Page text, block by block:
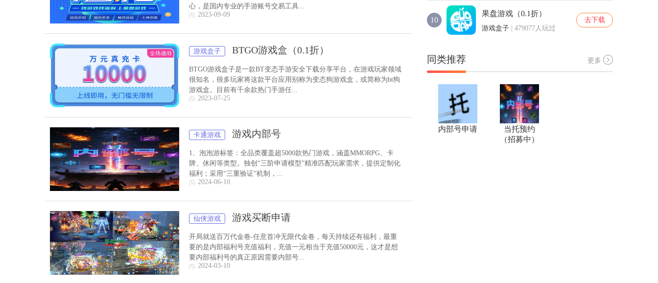
心，是国内专业的手游账号交易工具...
2023-09-09
游戏盒子 BTGO游戏盒（0.1折）
BTGO游戏盒子是一款BT变态手游安全下载分享平台，在游戏玩家领域
很知名，很多玩家将这款平台应用别称为变态狗游戏盒，或简称为bt狗
游戏盒。目前有千余款热门手游任...
2023-07-25
卡通游戏 游戏内部号
1、泡泡游标签：全品类覆盖超5000款热门游戏，涵盖MMORPG、卡
牌、休闲等类型。独创“三阶申请模型”精准匹配玩家需求，提供定制化
福利；采用“三重验证”机制，...
2024-06-10
仙侠游戏 游戏买断申请
开局就送百万代金卷-任意首冲无限代金卷，每天持续还有福利，最重
要的是内部福利号充值福利，充值一元相当于充值50000元，这才是想
要内部福利号的真正原因需要内部号...
2024-03-10
10
果盘游戏（0.1折）
游戏盒子 | 479077人玩过
去下载
同类推荐 更多
内部号申请
当托预约
（招募中）